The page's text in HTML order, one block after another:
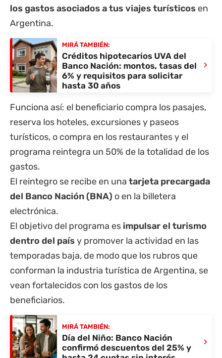
los gastos asociados a tus viajes turísticos en
Argentina.
MIRÁ TAMBIÉN:
Créditos hipotecarios UVA del
Banco Nación: montos, tasas del
6% y requisitos para solicitar
hasta 30 años
›
Funciona así: el beneficiario compra los pasajes,
reserva los hoteles, excursiones y paseos
turísticos, o compra en los restaurantes y el
programa reintegra un 50% de la totalidad de los
gastos.
El reintegro se recibe en una tarjeta precargada
del Banco Nación(BNA) o en la billetera
electrónica.
El objetivo del programa es impulsar el turismo
dentro del país y promover la actividad en las
temporadas baja, de modo que los rubros que
conforman la industria turística de Argentina, se
vean fortalecidos con los gastos de los
beneficiarios.
MIRÁ TAMBIÉN:
Día del Niño: Banco Nación
confirmó descuentos del 25% y
›